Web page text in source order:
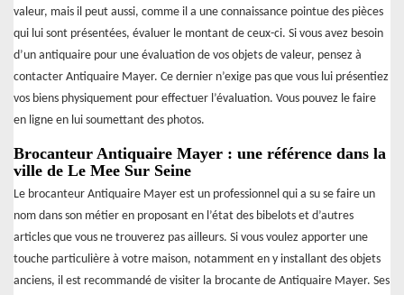
valeur, mais il peut aussi, comme il a une connaissance pointue des pièces
qui lui sont présentées, évaluer le montant de ceux-ci. Si vous avez besoin
d’un antiquaire pour une évaluation de vos objets de valeur, pensez à
contacter Antiquaire Mayer. Ce dernier n’exige pas que vous lui présentiez
vos biens physiquement pour effectuer l’évaluation. Vous pouvez le faire
en ligne en lui soumettant des photos.
Brocanteur Antiquaire Mayer : une référence dans la
ville de Le Mee Sur Seine
Le brocanteur Antiquaire Mayer est un professionnel qui a su se faire un
nom dans son métier en proposant en l’état des bibelots et d’autres
articles que vous ne trouverez pas ailleurs. Si vous voulez apporter une
touche particulière à votre maison, notamment en y installant des objets
anciens, il est recommandé de visiter la brocante de Antiquaire Mayer. Ses